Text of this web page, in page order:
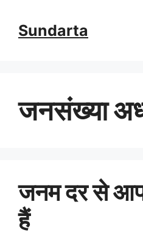
Sundarta
जनसंख्या
जनम दर से
हैं